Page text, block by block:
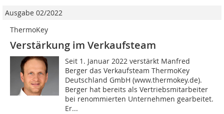
Ausgabe 02/2022
ThermoKey
Verstärkung im Verkaufsteam
Seit 1. Januar 2022 verstärkt Manfred
Berger das Verkaufsteam ThermoKey
Deutschland GmbH (www.thermokey.de).
Berger hat bereits als Vertriebsmitarbeiter
bei renommierten Unternehmen gearbeitet.
Er...